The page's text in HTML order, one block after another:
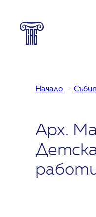
Начало
Арх.